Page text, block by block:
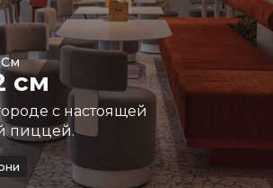
см
с настоящей
пиццей.